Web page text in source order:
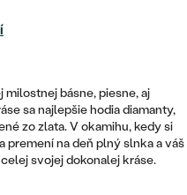
milostnej básne, piesne, aj
sa najlepšie hodia diamanty,
zo zlata. V okamihu, kedy si
premení na deň plný slnka a váš
svojej dokonalej kráse.